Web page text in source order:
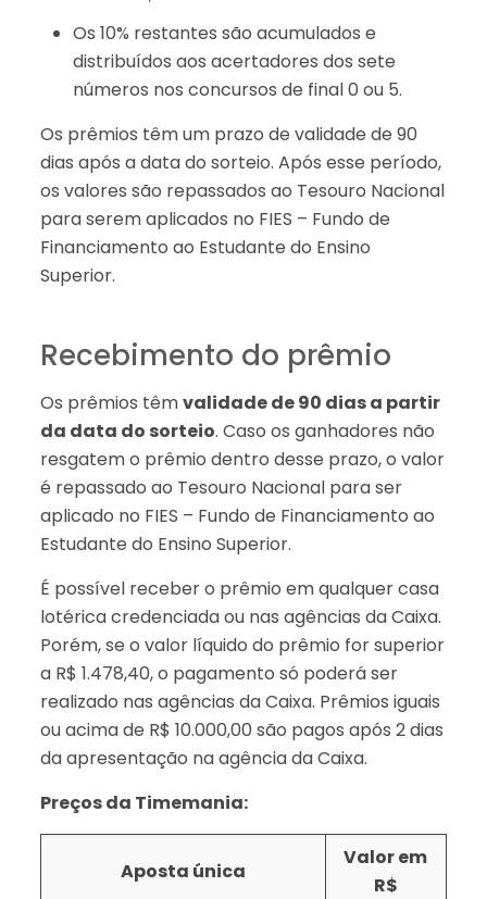
Os 10% restantes são acumulados e
distribuídos aos acertadores dos sete
números nos concursos de final 0 ou 5.
Os prêmios têm um prazo de validade de 90
dias após a data do sorteio. Após esse período,
os valores são repassados ao Tesouro Nacional
para serem aplicados no FIES – Fundo de
Financiamento ao Estudante do Ensino
Superior.
Recebimento do prêmio
Os prêmios têmvalidade de 90 dias a partir
da data do sorteio. Caso os ganhadores não
resgatem o prêmio dentro desse prazo, o valor
é repassado ao Tesouro Nacional para ser
aplicado no FIES – Fundo de Financiamento ao
Estudante do Ensino Superior.
É possível receber o prêmio em qualquer casa
lotérica credenciada ou nas agências da Caixa.
Porém, se o valor líquido do prêmio for superior
a R$ 1.478,40, o pagamento só poderá ser
realizado nas agências da Caixa. Prêmios iguais
ou acima de R$ 10.000,00 são pagos após 2 dias
da apresentação na agência da Caixa.
Preços da Timemania:
Aposta única
Valor em
R$